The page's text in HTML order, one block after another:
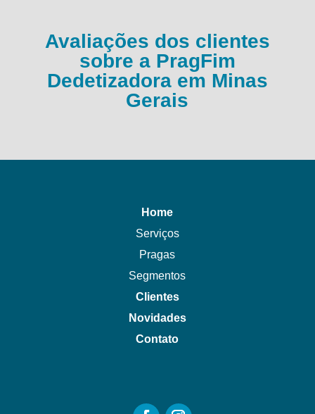
Avaliações dos clientes
sobre a PragFim
Dedetizadora em Minas
Gerais
Home
Serviços
Pragas
Segmentos
Clientes
Novidades
Contato